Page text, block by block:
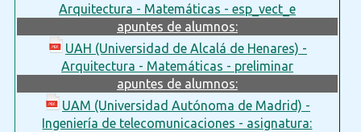
Arquitectura - Matemáticas - esp_vect_e
apuntes de alumnos:
UAH (Universidad de Alcalá de Henares) -
Arquitectura - Matemáticas - preliminar
apuntes de alumnos:
UAM (Universidad Autónoma de Madrid) -
Ingeniería de telecomunicaciones - asignatura: